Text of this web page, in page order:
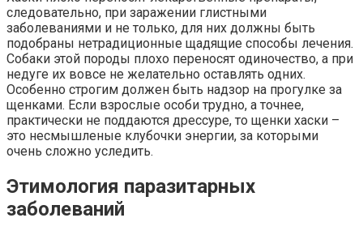
следовательно, при заражении глистными
заболеваниями и не только, для них должны быть
подобраны нетрадиционные щадящие способы лечения.
Собаки этой породы плохо переносят одиночество, а при
недуге их вовсе не желательно оставлять одних.
Особенно строгим должен быть надзор на прогулке за
щенками. Если взрослые особи трудно, а точнее,
практически не поддаются дрессуре, то щенки хаски –
это несмышленые клубочки энергии, за которыми
очень сложно уследить.
Этимология паразитарных
заболеваний